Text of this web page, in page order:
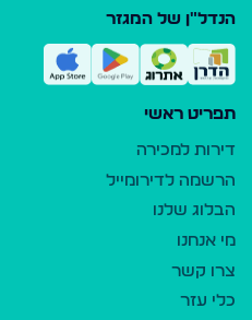
הנדל"ן של המגזר
תפריט ראשי
דירות למכירה
הרשמה לדירומייל
הבלוג שלנו
מי אנחנו
צרו קשר
כלי עזר